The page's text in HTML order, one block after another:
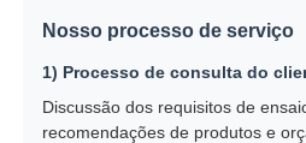
Nosso processo de serviço
1) Processo de consulta do
Discussão dos requisitos de
recomendações de produtos e